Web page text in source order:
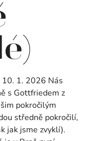
10. 1. 2026 Nás
s Gottfriedem z
pokročilým
středně pokročilí,
jak jsme zvyklí).